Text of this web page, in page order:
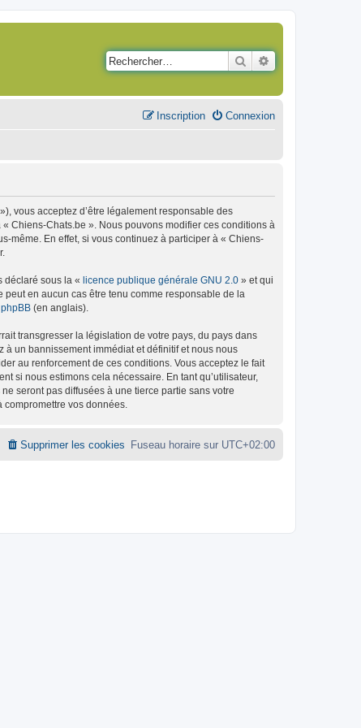
Rechercher
Connexion
Inscription
vous acceptez d’être légalement responsable des
Chiens-Chats.be ». Nous pouvons modifier ces conditions à
même. En effet, si vous continuez à participer à « Chiens-
déclaré sous la « licence publique générale GNU 2.0 » et qui
en aucun cas être tenu comme responsable de la
(en anglais).
transgresser la législation de votre pays, du pays dans
un bannissement immédiat et définitif et nous nous
au renforcement de ces conditions. Vous acceptez le fait
si nous estimons cela nécessaire. En tant qu’utilisateur,
seront pas diffusées à une tierce partie sans votre
vos données.
Fuseau horaire sur UTC+02:00
Supprimer les cookies